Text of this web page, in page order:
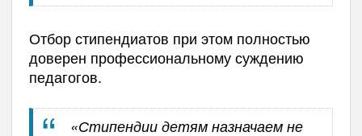
Отбор стипендиатов при этом полностью
доверен профессиональному суждению
педагогов.
«Стипендии детям назначаем не